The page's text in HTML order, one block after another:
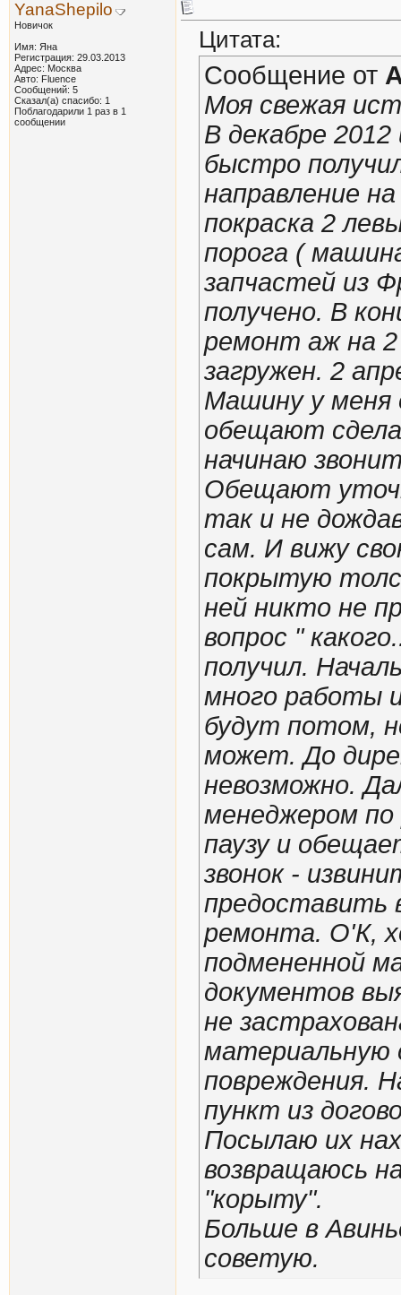
YanaShepilo
Новичок
Имя: Яна
Регистрация: 29.03.2013
Адрес: Москва
Авто: Fluence
Сообщений: 5
Сказал(а) спасибо: 1
Поблагодарили 1 раз в 1
сообщении
Цитата:
Сообщение от
Моя свежая
В декабре
быстро
направление
покраска 2
порога (
запчастей из
получено. В
ремонт аж на 2
загружен. 2
Машину у меня
обещают
начинаю
Обещают
так и не
сам. И вижу
покрытую
ней никто не
вопрос "
получил.
много работы
будут потом,
может. До
невозможно.
менеджером
паузу и
звонок -
предоставить
ремонта. О'К,
подмененной
документов
не
материальную
повреждения.
пункт из
Посылаю их
возвращаюсь
"корыту".
Больше в
советую.